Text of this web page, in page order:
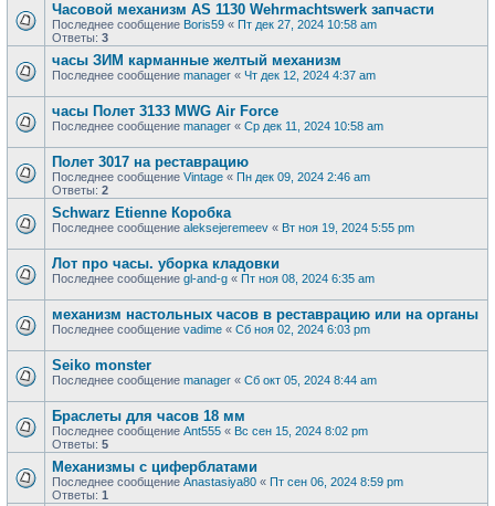
Часовой механизм AS 1130 Wehrmachtswerk запчасти
Последнее сообщение Boris59 « Пт дек 27, 2024 10:58 am
Ответы: 3
часы ЗИМ карманные желтый механизм
Последнее сообщение manager « Чт дек 12, 2024 4:37 am
часы Полет 3133 MWG Air Force
Последнее сообщение manager « Ср дек 11, 2024 10:58 am
Полет 3017 на реставрацию
Последнее сообщение Vintage « Пн дек 09, 2024 2:46 am
Ответы: 2
Schwarz Etienne Коробка
Последнее сообщение aleksejeremeev « Вт ноя 19, 2024 5:55 pm
Лот про часы. уборка кладовки
Последнее сообщение gl-and-g « Пт ноя 08, 2024 6:35 am
механизм настольных часов в реставрацию или на органы
Последнее сообщение vadime « Сб ноя 02, 2024 6:03 pm
Seiko monster
Последнее сообщение manager « Сб окт 05, 2024 8:44 am
Браслеты для часов 18 мм
Последнее сообщение Ant555 « Вс сен 15, 2024 8:02 pm
Ответы: 5
Механизмы с циферблатами
Последнее сообщение Anastasiya80 « Пт сен 06, 2024 8:59 pm
Ответы: 1